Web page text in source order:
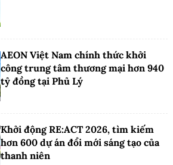
AEON Việt Nam chính thức khởi
công trung tâm thương mại hơn 940
tỷ đồng tại Phủ Lý
Khởi động RE:ACT 2026, tìm kiếm
hơn 600 dự án đổi mới sáng tạo của
thanh niên